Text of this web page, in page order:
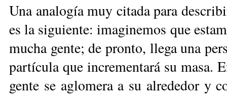
Una analogía muy citada para
es la siguiente: imaginemos que
mucha gente; de pronto, llega una
partícula que incrementará su masa.
gente se aglomera a su alrededor y